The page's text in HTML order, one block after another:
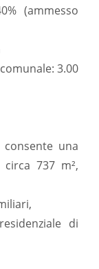
(ammesso
3.00
una
737 m²,
di